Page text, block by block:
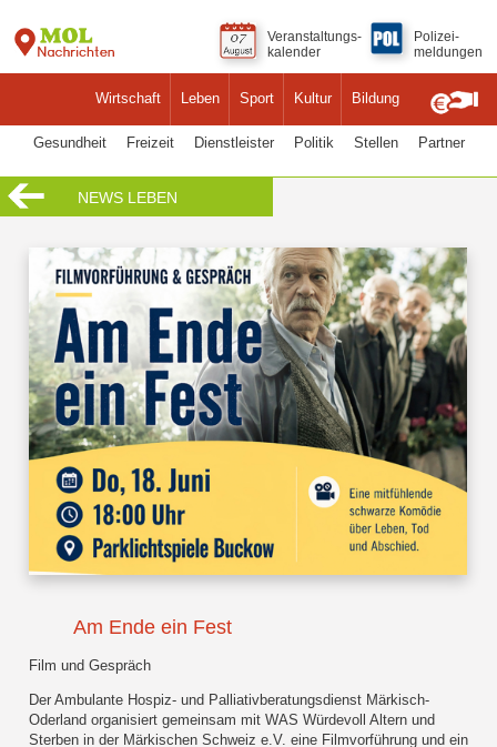
Wirtschaft Leben Sport Kultur Bildung
Veranstaltungs-
kalender
Polizei-
meldungen
Gesundheit Freizeit Dienstleister Politik Stellen Partner
NEWS LEBEN
Am Ende ein Fest
Film und Gespräch
Der Ambulante Hospiz- und Palliativberatungsdienst Märkisch-
Oderland organisiert gemeinsam mit WAS Würdevoll Altern und
Sterben in der Märkischen Schweiz e.V. eine Filmvorführung und ein